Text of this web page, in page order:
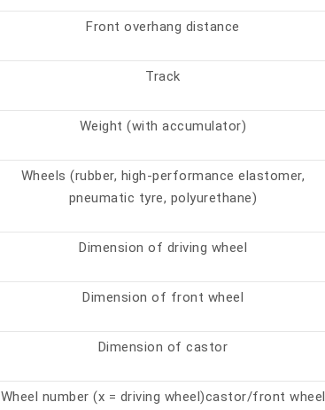
Front overhang distance
Track
Weight (with accumulator)
Wheels (rubber, high-performance elastomer,
pneumatic tyre, polyurethane)
Dimension of driving wheel
Dimension of front wheel
Dimension of castor
Wheel number (x = driving wheel)castor/front wheel